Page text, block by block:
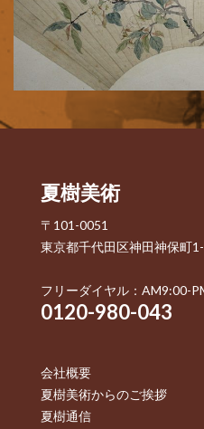
夏樹美術
〒101-0051
東京都千代田区神田神保町
フリーダイヤル：AM9:00-
0120-980-043
会社概要
夏樹美術からのご挨拶
夏樹通信